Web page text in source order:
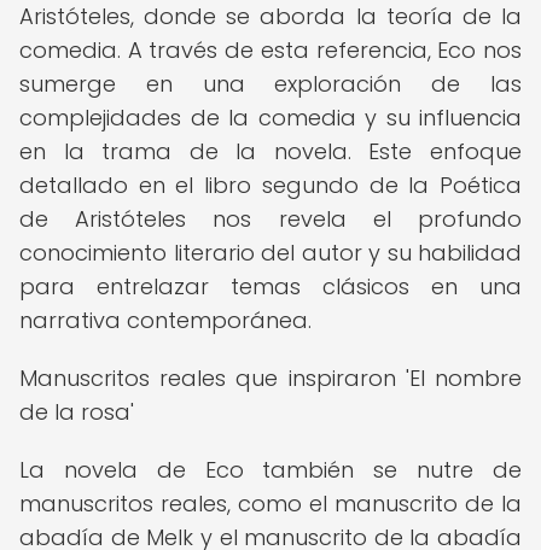
Aristóteles, donde se aborda la teoría de la
comedia. A través de esta referencia, Eco nos
sumerge en una exploración de las
complejidades de la comedia y su influencia
en la trama de la novela. Este enfoque
detallado en el libro segundo de la Poética
de Aristóteles nos revela el profundo
conocimiento literario del autor y su habilidad
para entrelazar temas clásicos en una
narrativa contemporánea.
Manuscritos reales que inspiraron 'El nombre
de la rosa'
La novela de Eco también se nutre de
manuscritos reales, como el manuscrito de la
abadía de Melk y el manuscrito de la abadía